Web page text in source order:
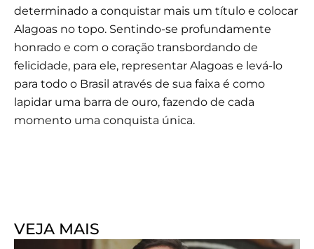
determinado a conquistar mais um título e colocar
Alagoas no topo. Sentindo-se profundamente
honrado e com o coração transbordando de
felicidade, para ele, representar Alagoas e levá-lo
para todo o Brasil através de sua faixa é como
lapidar uma barra de ouro, fazendo de cada
momento uma conquista única.
VEJA MAIS